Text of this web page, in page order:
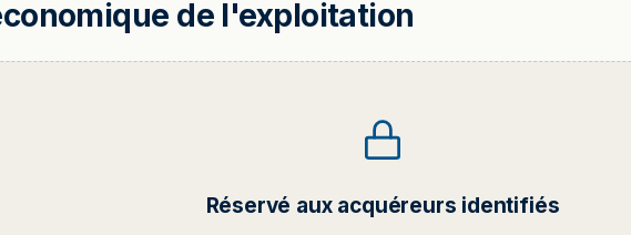
de l'exploitation
Réservé aux acquéreurs identifiés